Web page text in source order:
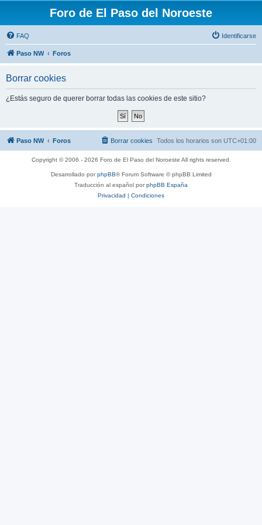
Foro de El Paso del Noroeste
FAQ Identificarse
Paso NW Foros
Borrar cookies
¿Estás seguro de querer borrar todas las cookies de este sitio?
Paso NW Foros Todos los horarios son UTC+01:00
Borrar cookies
Copyright © 2006 - 2026 Foro de El Paso del Noroeste All rights reserved.
Desarrollado porphpBB® Forum Software © phpBB Limited
Traducción al español porphpBB España
Privacidad | Condiciones